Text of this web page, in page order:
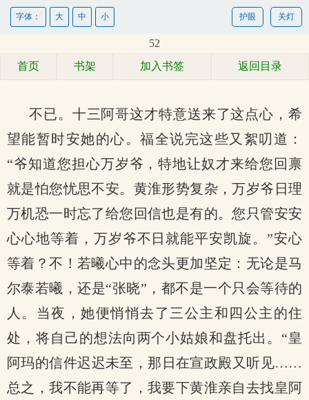
关灯
护眼
字体： 大 中 小
52
首页
书架 加入书签 返回目录
不已。十三阿哥这才特意送来了这点心，希
望能暂时安她的心。福全说完这些又絮叨道：
“爷知道您担心万岁爷，特地让奴才来给您回禀
就是怕您忧思不安。黄淮形势复杂，万岁爷日理
万机恐一时忘了给您回信也是有的。您只管安安
心心地等着，万岁爷不日就能平安凯旋。”安心
等着？不！若曦心中的念头更加坚定：无论是马
尔泰若曦，还是“张晓”，都不是一个只会等待的
人。当夜，她便悄悄去了三公主和四公主的住
处，将自己的想法向两个小姑娘和盘托出。“皇
阿玛的信件迟迟未至，那日在宣政殿又听见……
总之，我不能再等了，我要下黄淮亲自去找皇阿